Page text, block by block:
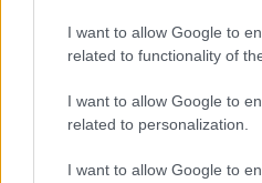
I want to allow Google to
related to functionality of
I want to allow Google to
related to personalization.
I want to allow Google to